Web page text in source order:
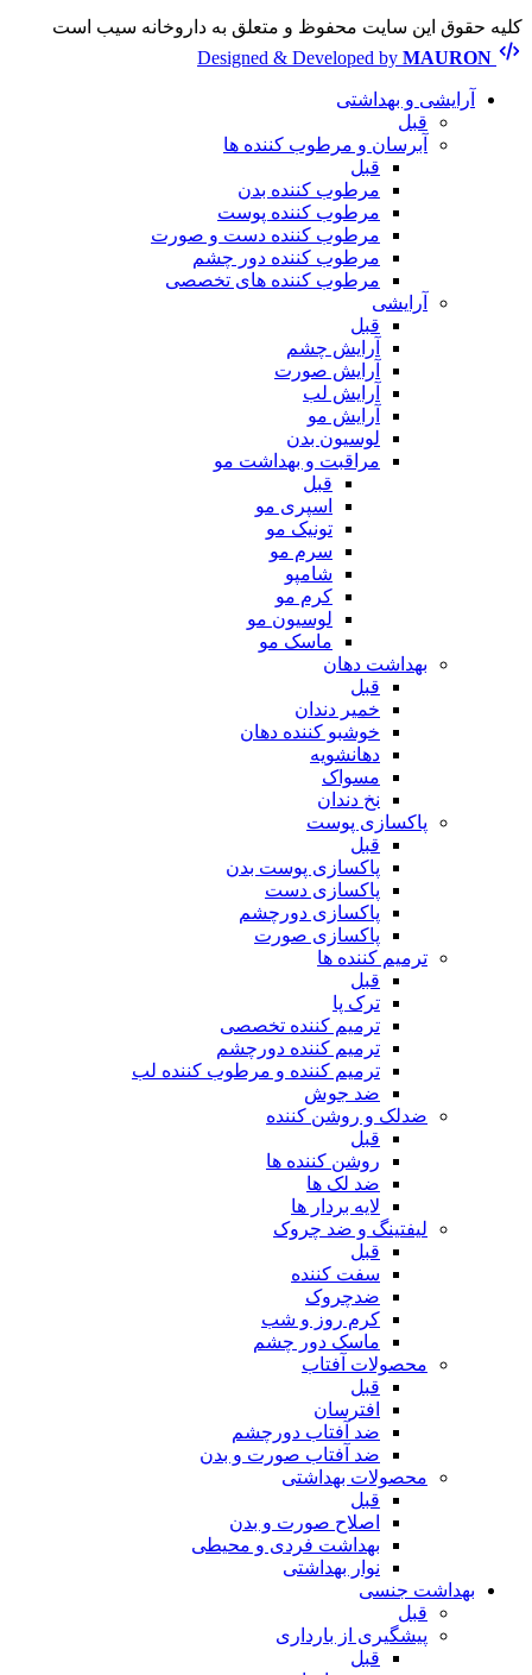
کلیه حقوق این سایت محفوظ و متعلق به داروخانه سیب است
Designed & Developed by MAURON
آرایشی و بهداشتی
قبل
آبرسان و مرطوب کننده ها
قبل
مرطوب کننده بدن
مرطوب کننده پوست
مرطوب کننده دست و صورت
مرطوب کننده دور چشم
مرطوب کننده های تخصصی
آرایشی
قبل
آرایش چشم
آرایش صورت
آرایش لب
آرایش مو
لوسیون بدن
مراقبت و بهداشت مو
قبل
اسپری مو
تونیک مو
سرم مو
شامپو
کرم مو
لوسیون مو
ماسک مو
بهداشت دهان
قبل
خمیر دندان
خوشبو کننده دهان
دهانشویه
مسواک
نخ دندان
پاکسازی پوست
قبل
پاکسازی پوست بدن
پاکسازی دست
پاکسازی دورچشم
پاکسازی صورت
ترمیم کننده ها
قبل
ترک پا
ترمیم کننده تخصصی
ترمیم کننده دورچشم
ترمیم کننده و مرطوب کننده لب
ضد جوش
ضدلک و روشن کننده
قبل
روشن کننده ها
ضد لک ها
لایه بردار ها
لیفتینگ و ضد چروک
قبل
سفت کننده
ضدچروک
کرم روز و شب
ماسک دور چشم
محصولات آفتاب
قبل
افترسان
ضد آفتاب دورچشم
ضد آفتاب صورت و بدن
محصولات بهداشتی
قبل
اصلاح صورت و بدن
بهداشت فردی و محیطی
نوار بهداشتی
بهداشت جنسی
قبل
پیشگیری از بارداری
قبل